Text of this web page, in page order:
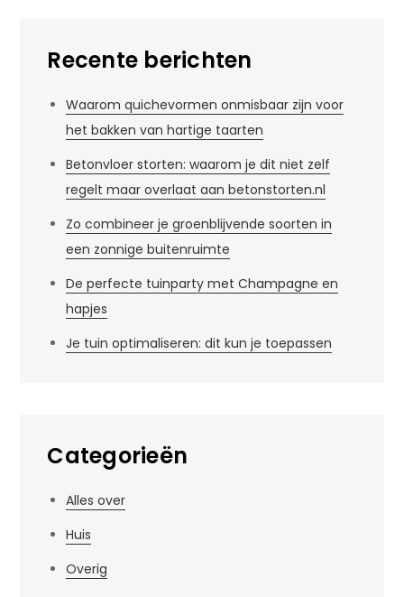
Recente berichten
Waarom quichevormen onmisbaar zijn voor
het bakken van hartige taarten
Betonvloer storten: waarom je dit niet zelf
regelt maar overlaat aan betonstorten.nl
Zo combineer je groenblijvende soorten in
een zonnige buitenruimte
De perfecte tuinparty met Champagne en
hapjes
Je tuin optimaliseren: dit kun je toepassen
Categorieën
Alles over
Huis
Overig